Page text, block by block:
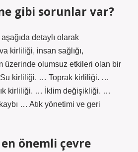
gibi sorunlar var?
detaylı olarak
kirliliği, insan sağlığı,
üzerinde olumsuz etkileri olan bir
kirliliği. … Toprak kirliliği. …
kirliliği. … İklim değişikliği. …
… Atık yönetimi ve geri
önemli çevre